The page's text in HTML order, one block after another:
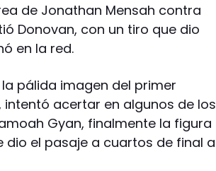
de Jonathan Mensah contra
Donovan, con un tiro que dio
en la red.
pálida imagen del primer
acertar en algunos de los
Gyan, finalmente la figura
dio el pasaje a cuartos de final a